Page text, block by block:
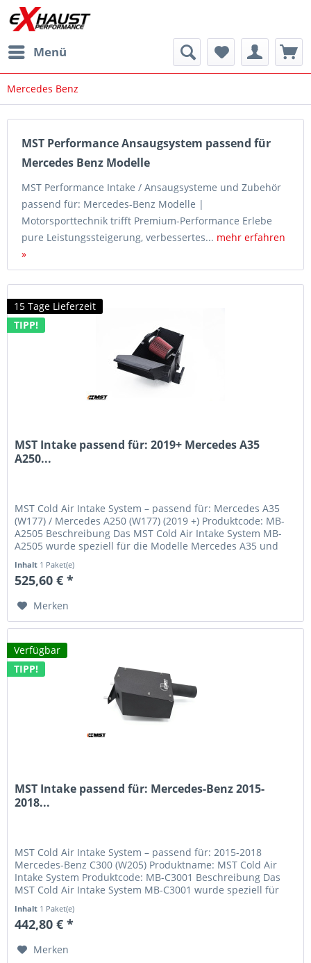
Menü
Mercedes Benz
MST Performance Ansaugsystem passend für
Mercedes Benz Modelle
MST Performance Intake / Ansaugsysteme und Zubehör
passend für: Mercedes-Benz Modelle |
Motorsporttechnik trifft Premium-Performance Erlebe
pure Leistungssteigerung, verbessertes... mehr erfahren
»
15 Tage Lieferzeit
TIPP!
MST Intake passend für: 2019+ Mercedes A35
A250...
MST Cold Air Intake System – passend für: Mercedes A35
(W177) / Mercedes A250 (W177) (2019 +) Produktcode: MB-
A2505 Beschreibung Das MST Cold Air Intake System MB-
A2505 wurde speziell für die Modelle Mercedes A35 und
Inhalt 1 Paket(e)
525,60 € *
Merken
Verfügbar
TIPP!
MST Intake passend für: Mercedes-Benz 2015-
2018...
MST Cold Air Intake System – passend für: 2015-2018
Mercedes-Benz C300 (W205) Produktname: MST Cold Air
Intake System Produktcode: MB-C3001 Beschreibung Das
MST Cold Air Intake System MB-C3001 wurde speziell für
Inhalt 1 Paket(e)
442,80 € *
Merken